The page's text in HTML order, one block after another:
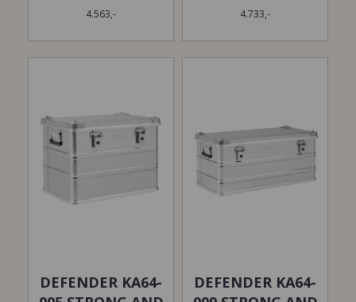
4.563,- 4.733,-
DEFENDER KA64-
DEFENDER KA64-